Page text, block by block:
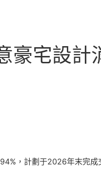
豪宅設計
，計劃于2026年末完